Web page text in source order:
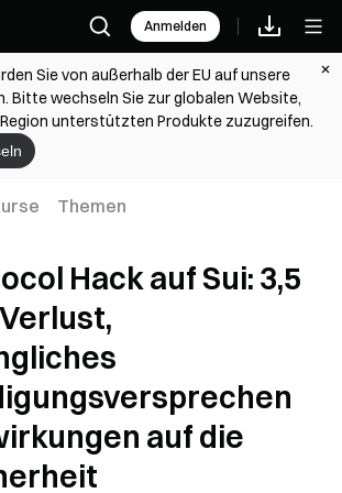
Anmelden
Sie von außerhalb der EU auf unsere
Bitte wechseln Sie zur globalen Website,
Region unterstützten Produkte zuzugreifen.
Themen
Hack auf Sui: 3,5
auf die